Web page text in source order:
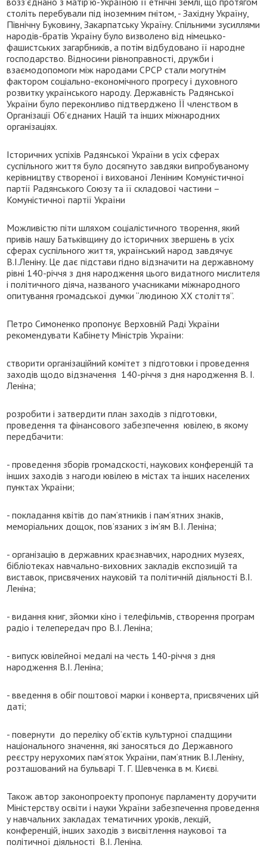
століть перебували під іноземним гнітом, - Західну Україну,
Північну Буковину, Закарпатську Україну. Спільними зусиллями
народів-братів Україну було визволено від німецько-
фашистських загарбників, а потім відбудовано її народне
господарство. Відносини рівноправності, дружби і
взаємодопомоги між народами СРСР стали могутнім
фактором соціально-економічного прогресу і духовного
розвитку українського народу. Державність Радянської
України було переконливо підтверджено ЇЇ членством в
Організації Об’єднаних Націй та інших міжнародних
організаціях.
Історичних успіхів Радянської України в усіх сферах
суспільного життя було досягнуто завдяки випробуваному
керівництву створеної і вихованої Леніним Комуністичної
партії Радянського Союзу та її складової частини –
Комуністичної партії України
Можливістю піти шляхом соціалістичного творення, який
привів нашу Батьківщину до історичних звершень в усіх
сферах суспільного життя, український народ завдячує
В.І.Леніну. Це дає підстави гідно відзначити на державному
рівні 140-річчя з дня народження цього видатного мислителя
і політичного діяча, названого учасниками міжнародного
опитування громадської думки “людиною XX століття”.
Петро Симоненко пропонує Верховній Раді України
рекомендувати Кабінету Міністрів України:
створити організаційний комітет з підготовки і проведення
заходів щодо відзначення 140-річчя з дня народження В. І.
Леніна;
розробити і затвердити план заходів з підготовки,
проведення та фінансового забезпечення ювілею, в якому
передбачити:
- проведення зборів громадскості, наукових конференцій та
інших заходів з нагоди ювілею в містах та інших населених
пунктах України;
- покладання квітів до пам’ятників і пам’ятних знаків,
меморіальних дощок, пов’язаних з ім’ям В.І. Леніна;
- організацію в державних краєзнавчих, народних музеях,
бібліотеках навчально-виховних закладів експозицій та
виставок, присвячених науковій та політичній діяльності В.І.
Леніна;
- видання книг, зйомки кіно і телефільмів, створення програм
радіо і телепередач про В.І. Леніна;
- випуск ювілейної медалі на честь 140-річчя з дня
народження В.І. Леніна;
- введення в обіг поштової марки і конверта, присвячених цій
даті;
- повернути до переліку об’єктів культурної спадщини
національного значення, які заносяться до Державного
реєстру нерухомих пам’яток України, пам’ятник В.І.Леніну,
розташований на бульварі Т. Г. Шевченка в м. Києві.
Також автор законопроекту пропонує парламенту доручити
Міністерству освіти і науки України забезпечення проведення
у навчальних закладах тематичних уроків, лекцій,
конференцій, інших заходів з висвітлення наукової та
політичної діяльності В.І. Леніна.